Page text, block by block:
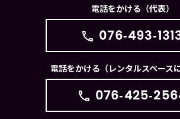
電話をかける（代表）
076-493-
電話をかける（レンタルスペース
076-425-